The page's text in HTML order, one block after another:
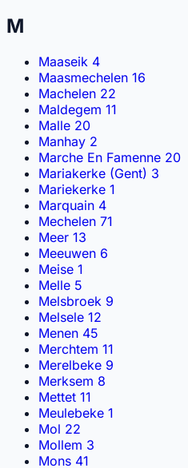
M
Maaseik 4
Maasmechelen 16
Machelen 22
Maldegem 11
Malle 20
Manhay 2
Marche En Famenne 20
Mariakerke (Gent) 3
Mariekerke 1
Marquain 4
Mechelen 71
Meer 13
Meeuwen 6
Meise 1
Melle 5
Melsbroek 9
Melsele 12
Menen 45
Merchtem 11
Merelbeke 9
Merksem 8
Mettet 11
Meulebeke 1
Mol 22
Mollem 3
Mons 41